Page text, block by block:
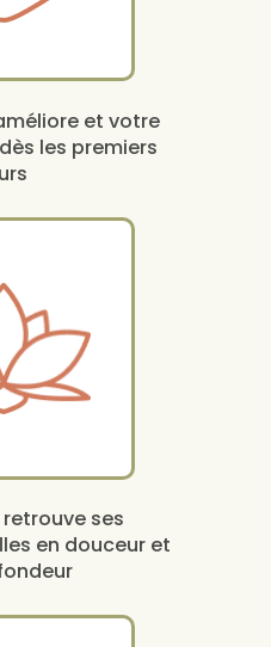
et votre
les premiers
ses
en douceur et